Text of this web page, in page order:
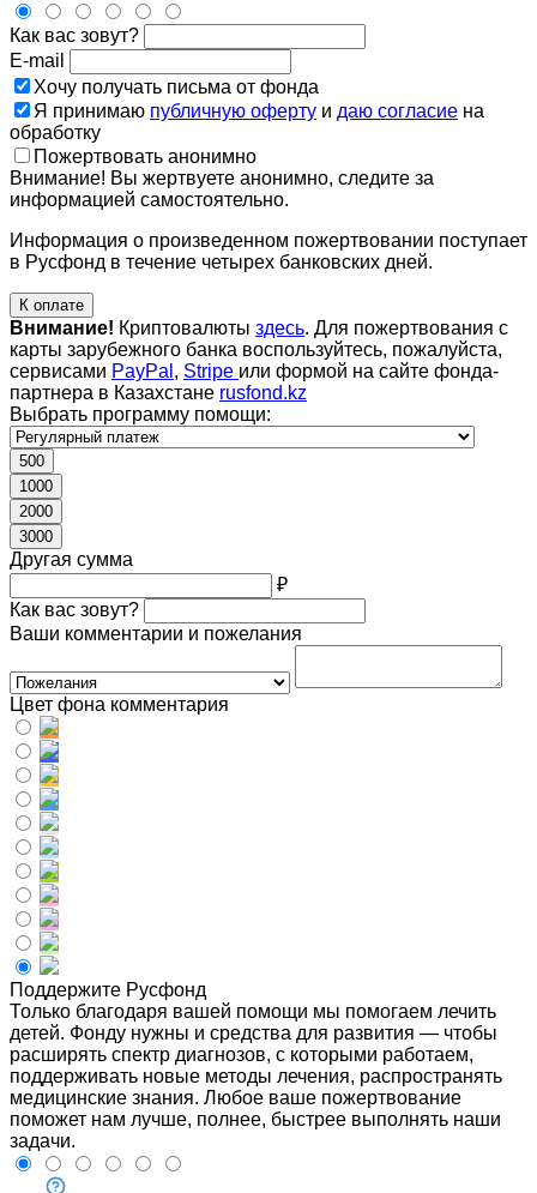
Как вас зовут?
E-mail
Хочу получать письма от фонда
Я принимаю публичную оферту и даю согласие на
обработку
Пожертвовать анонимно
Внимание! Вы жертвуете анонимно, следите за
информацией самостоятельно.
Информация о произведенном пожертвовании поступает
в Русфонд в течение четырех банковских дней.
К оплате
Внимание! Криптовалюты здесь. Для пожертвования с
карты зарубежного банка воспользуйтесь, пожалуйста,
сервисами PayPal , Stripe или формой на сайте фонда-
партнера в Казахстане rusfond.kz
Выбрать программу помощи:
500
1000
2000
3000
Другая сумма
₽
Как вас зовут?
Ваши комментарии и пожелания
Цвет фона комментария
Поддержите Русфонд
Только благодаря вашей помощи мы помогаем лечить
детей. Фонду нужны и средства для развития — чтобы
расширять спектр диагнозов, с которыми работаем,
поддерживать новые методы лечения, распространять
медицинские знания. Любое ваше пожертвование
поможет нам лучше, полнее, быстрее выполнять наши
задачи.